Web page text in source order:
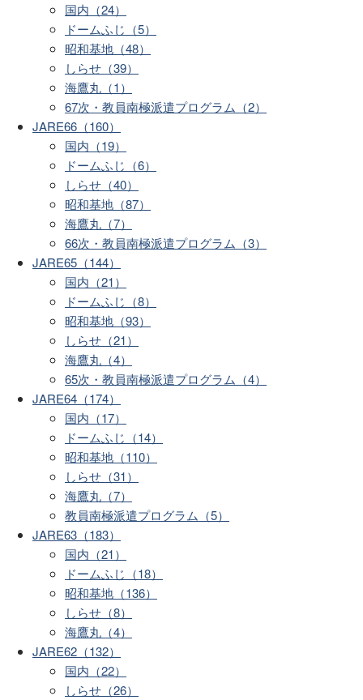
国内（24）
ドームふじ（5）
昭和基地（48）
しらせ（39）
海鷹丸（1）
67次・教員南極派遣プログラム（2）
JARE66（160）
国内（19）
ドームふじ（6）
しらせ（40）
昭和基地（87）
海鷹丸（7）
66次・教員南極派遣プログラム（3）
JARE65（144）
国内（21）
ドームふじ（8）
昭和基地（93）
しらせ（21）
海鷹丸（4）
65次・教員南極派遣プログラム（4）
JARE64（174）
国内（17）
ドームふじ（14）
昭和基地（110）
しらせ（31）
海鷹丸（7）
教員南極派遣プログラム（5）
JARE63（183）
国内（21）
ドームふじ（18）
昭和基地（136）
しらせ（8）
海鷹丸（4）
JARE62（132）
国内（22）
しらせ（26）